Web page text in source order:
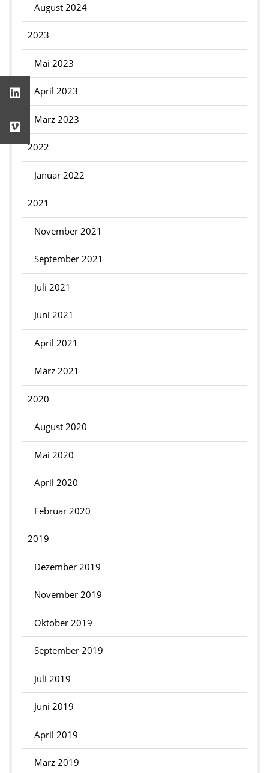
August 2024
2023
Mai 2023
April 2023
März 2023
2022
Januar 2022
2021
November 2021
September 2021
Juli 2021
Juni 2021
April 2021
März 2021
2020
August 2020
Mai 2020
April 2020
Februar 2020
2019
Dezember 2019
November 2019
Oktober 2019
September 2019
Juli 2019
Juni 2019
April 2019
März 2019